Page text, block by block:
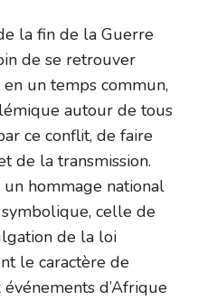
la fin de la Guerre
de se retrouver
un temps commun,
autour de tous
ce conflit, de faire
de la transmission.
hommage national
celle de
de la loi
le caractère de
d’Afrique